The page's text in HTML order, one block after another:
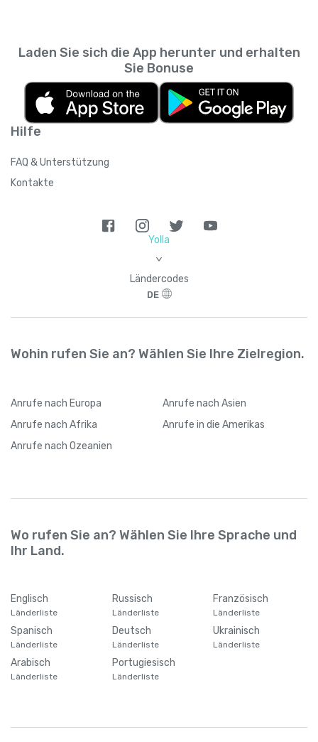
Hilfe
FAQ & Unterstützung
Kontakte
Laden Sie sich die App herunter und erhalten
Sie Bonuse
Yolla
>
Ländercodes
DE
Wohin rufen Sie an? Wählen Sie Ihre Zielregion.
Anrufe nach Europa Anrufe nach Asien
Anrufe nach Afrika Anrufe in die Amerikas
Anrufe nach Ozeanien
Wo rufen Sie an? Wählen Sie Ihre Sprache und
Ihr Land.
Englisch
Länderliste
Russisch
Länderliste
Französisch
Länderliste
Spanisch
Länderliste
Deutsch
Länderliste
Ukrainisch
Länderliste
Arabisch
Länderliste
Portugiesisch
Länderliste